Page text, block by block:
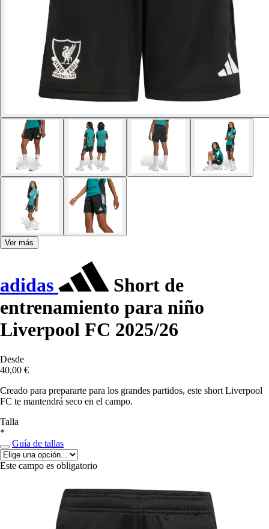
Ver más
adidas
Short de
entrenamiento para niño
Liverpool FC 2025/26
Desde
40,00 €
Creado para prepararte para los grandes partidos, este short Liverpool
FC te mantendrá seco en el campo.
Talla
*
Guía de tallas
Este campo es obligatorio